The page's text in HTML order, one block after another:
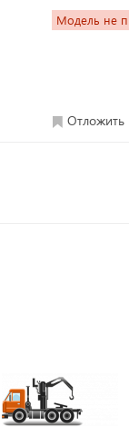
Модель не
Отложить